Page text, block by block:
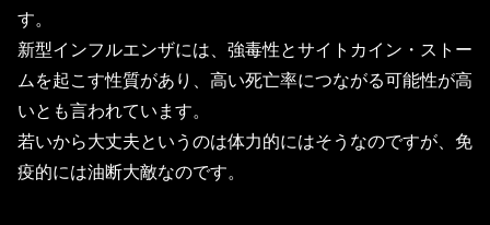
す。
新型インフルエンザには、強毒性とサイトカイン・ストー
ムを起こす性質があり、高い死亡率につながる可能性が高
いとも言われています。
若いから大丈夫というのは体力的にはそうなのですが、免
疫的には油断大敵なのです。